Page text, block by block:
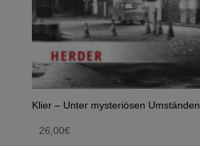
Klier – Unter mysteriösen Umständen
26,00€